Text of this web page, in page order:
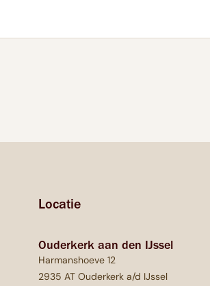
Locatie
Ouderkerk aan den IJssel
Harmanshoeve 12
2935 AT Ouderkerk a/d IJssel